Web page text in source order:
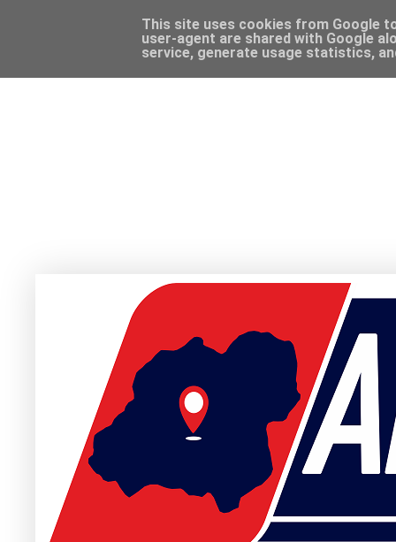
This site uses cookies from Google
user-agent are shared with Google
service, generate usage statistics,